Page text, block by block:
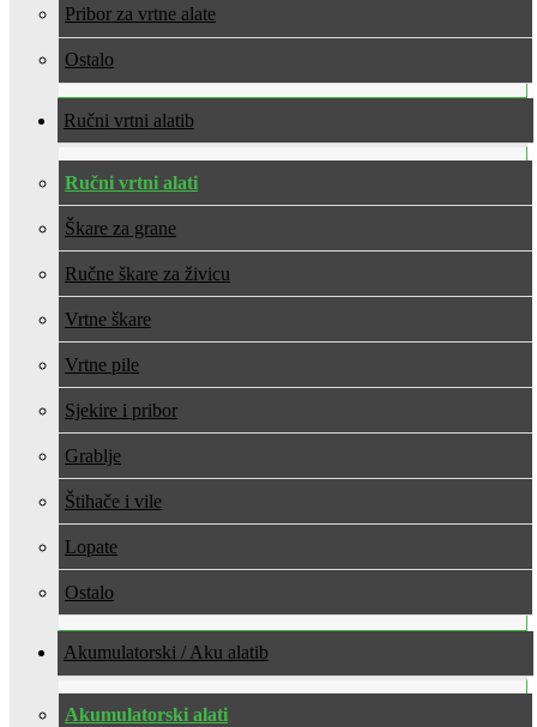
Pribor za vrtne alate
Ostalo
Ručni vrtni alati
Ručni vrtni alati
Škare za grane
Ručne škare za živicu
Vrtne škare
Vrtne pile
Sjekire i pribor
Grablje
Štihače i vile
Lopate
Ostalo
Akumulatorski / Aku alati
Akumulatorski alati